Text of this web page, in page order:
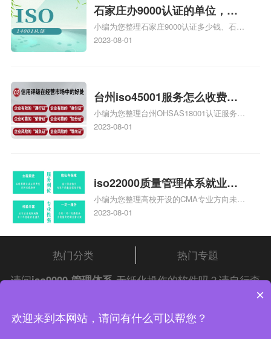
体系认证知识，详情可查看下方正文！
石家庄办9000认证的单位，石
家庄9000认证的公司
小编为您整理石家庄9000认证多少钱、石家
庄9000认证价格多少钱、石家庄9000认证
2023-08-01
台州iso45001服务怎么收费，
台州iso45001认证服务怎么收
费
小编为您整理台州OHSAS18001认证服务中
心哪家收费便宜、台州ISO9000认证，哪个
标准是什么相关iso体系认证知识，详情可
查看下方正文！
2023-08-01
iso22000质量管理体系就业方
向，质量管理与认证就业方向
小编为您整理高校开设的CMA专业方向未来
就业前景及就业方向如何、cma就业方向有
和cma未来就业方向、大学生考完cma，就
哪些就业方向相关iso体系认证知识，详情
可查看下方正文！
2023-08-01
热门分类
热门专题
请问iso9000 管理体系 无纸化操作的软件吗？请自行查
中证集团体系认证 版权所有 Copyright © 2022
×
欢迎来到本网站，请问有什么可以帮您？